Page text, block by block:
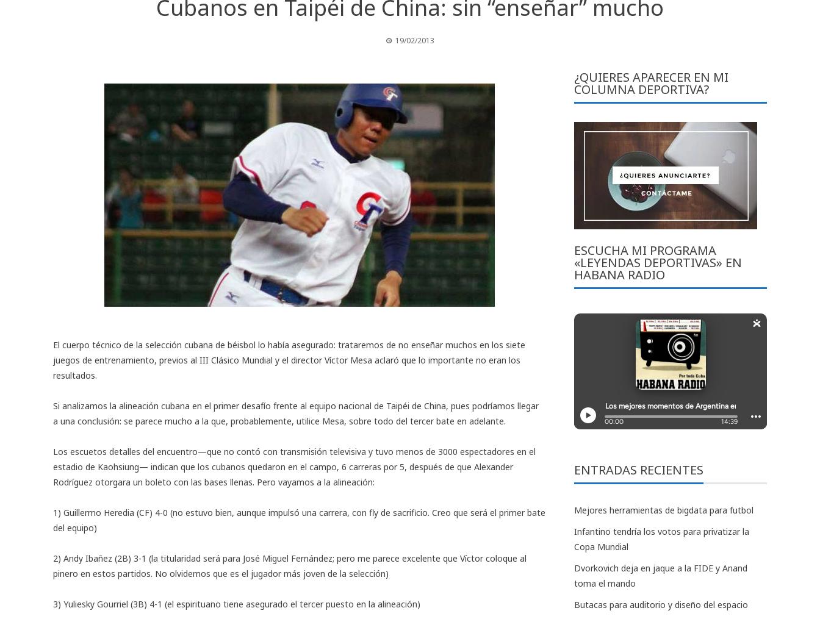
Cubanos en Taipéi de China: sin “enseñar” mucho
19/02/2013
El cuerpo técnico de la selección cubana de béisbol lo había asegurado: trataremos de no enseñar muchos en los siete
juegos de entrenamiento, previos al III Clásico Mundial y el director Víctor Mesa aclaró que lo importante no eran los
resultados.
Si analizamos la alineación cubana en el primer desafío frente al equipo nacional de Taipéi de China, pues podríamos llegar
a una conclusión: se parece mucho a la que, probablemente, utilice Mesa, sobre todo del tercer bate en adelante.
Los escuetos detalles del encuentro—que no contó con transmisión televisiva y tuvo menos de 3000 espectadores en el
estadio de Kaohsiung— indican que los cubanos quedaron en el campo, 6 carreras por 5, después de que Alexander
Rodríguez otorgara un boleto con las bases llenas. Pero vayamos a la alineación:
1) Guillermo Heredia (CF) 4-0 (no estuvo bien, aunque impulsó una carrera, con fly de sacrificio. Creo que será el primer bate
del equipo)
2) Andy Ibañez (2B) 3-1 (la titularidad será para José Miguel Fernández; pero me parece excelente que Víctor coloque al
pinero en estos partidos. No olvidemos que es el jugador más joven de la selección)
3) Yuliesky Gourriel (3B) 4-1 (el espirituano tiene asegurado el tercer puesto en la alineación)
¿QUIERES APARECER EN MI
COLUMNA DEPORTIVA?
ESCUCHA MI PROGRAMA
«LEYENDAS DEPORTIVAS» EN
HABANA RADIO
ENTRADAS RECIENTES
Mejores herramientas de bigdata para futbol
Infantino tendría los votos para privatizar la
Copa Mundial
Dvorkovich deja en jaque a la FIDE y Anand
toma el mando
Butacas para auditorio y diseño del espacio